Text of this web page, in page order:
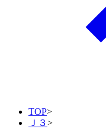
TOP>
Ｊ３>